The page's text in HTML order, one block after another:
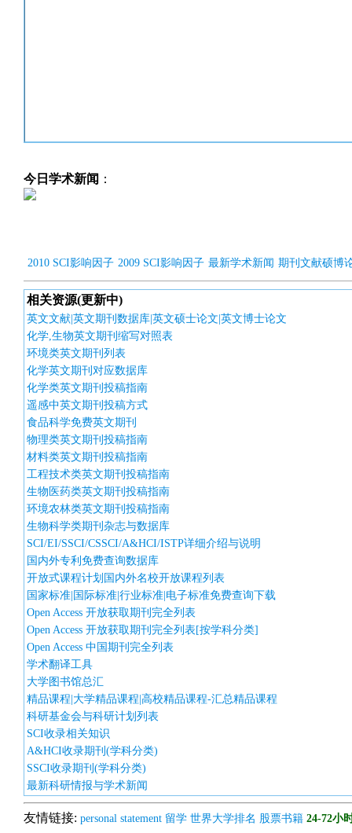
今日学术新闻 ：
2010 SCI影响因子 2009 SCI影响因子 最新学术新闻 期刊文献硕博
相关资源(更新中)
英文文献|英文期刊数据库|英文硕士论文|英文博士论文
化学,生物英文期刊缩写对照表
环境类英文期刊列表
化学英文期刊对应数据库
化学类英文期刊投稿指南
遥感中英文期刊投稿方式
食品科学免费英文期刊
物理类英文期刊投稿指南
材料类英文期刊投稿指南
工程技术类英文期刊投稿指南
生物医药类英文期刊投稿指南
环境农林类英文期刊投稿指南
生物科学类期刊杂志与数据库
SCI/EI/SSCI/CSSCI/A&HCI/ISTP详细介绍与说明
国内外专利免费查询数据库
开放式课程计划国内外名校开放课程列表
国家标准|国际标准|行业标准|电子标准免费查询下载
Open Access 开放获取期刊完全列表
Open Access 开放获取期刊完全列表[按学科分类]
Open Access 中国期刊完全列表
学术翻译工具
大学图书馆总汇
精品课程|大学精品课程|高校精品课程-汇总精品课程
科研基金会与科研计划列表
SCI收录相关知识
A&HCI收录期刊(学科分类)
SSCI收录期刊(学科分类)
最新科研情报与学术新闻
友情链接: personal statement 留学 世界大学排名 股票书籍 24-72小